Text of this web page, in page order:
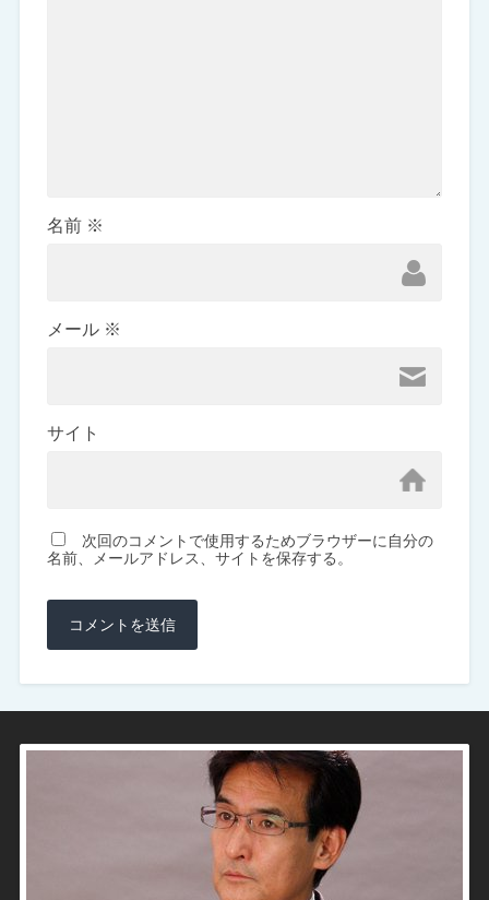
名前 ※
メール ※
サイト
次回のコメントで使用するためブラウザーに自分の
名前、メールアドレス、サイトを保存する。